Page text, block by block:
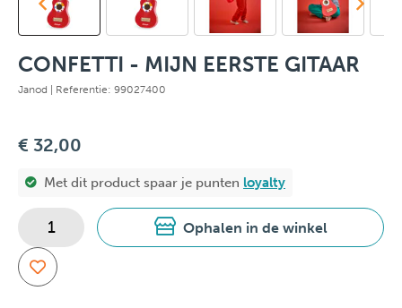
CONFETTI - MIJN EERSTE GITAAR
Janod | Referentie: 99027400
€ 32,00
Met dit product spaar je punten loyalty
Ophalen in de winkel